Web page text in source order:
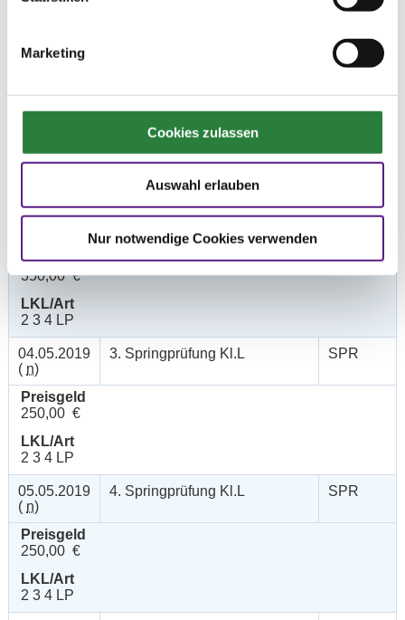
Marketing
Cookies zulassen
Auswahl erlauben
Nur notwendige Cookies verwenden
(n)
LKL/Art
04.05.2019
2. Springprüfung Kl.M* SPR
Preisgeld
350,00 €
LKL/Art
2 3 4 LP
04.05.2019
( n)
3. Springprüfung Kl.L SPR
Preisgeld
250,00 €
LKL/Art
2 3 4 LP
05.05.2019
( n)
4. Springprüfung Kl.L SPR
Preisgeld
250,00 €
LKL/Art
2 3 4 LP